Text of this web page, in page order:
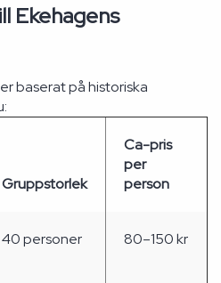
Ekehagens
baserat på historiska
Gruppstorlek
Ca-pris
per
person
40 personer 80–150 kr